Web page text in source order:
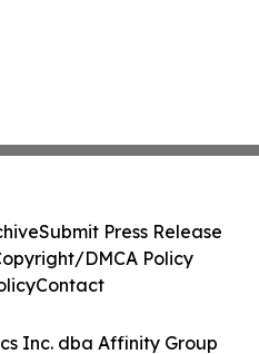
Inc. dba Affinity Group
Submit Press Release
DMCA Policy
Contact